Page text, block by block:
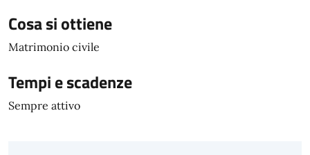
Cosa si ottiene
Matrimonio civile
Tempi e scadenze
Sempre attivo